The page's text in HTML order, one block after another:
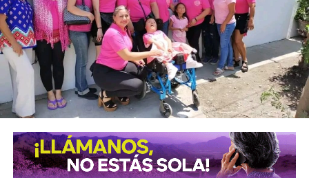
De acuerdo con la ENSU, la percepción ciudadana coloca
nuevamente a San Luis Potosí en el primer lugar nacional
en materia de iluminación de espacios públicos, un